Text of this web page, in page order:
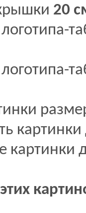
20
картинки